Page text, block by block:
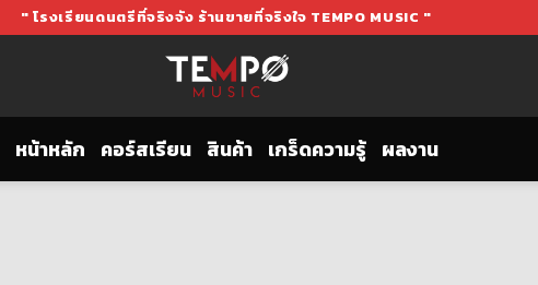
" โรงเรียนดนตรีที่จริงจัง ร้านขายที่จริงใจ TEMPO MUSIC "
หน้าหลัก คอร์สเรียน สินค้า เกร็ดความรู้ ผลงาน